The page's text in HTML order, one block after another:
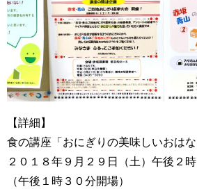
【詳細】
食の講座「おにぎりの美味しいおはな
２０１８年９月２９日（土）午後２
（午後１時３０分開場）